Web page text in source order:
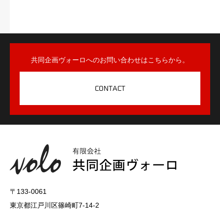
共同企画ヴォーロへのお問い合わせはこちらから。
CONTACT
〒133-0061
東京都江戸川区篠崎町7-14-2